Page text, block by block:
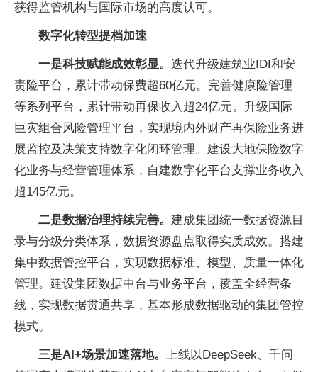
获得监管机构与国际市场的高度认可。
数字化转型提档加速
一是科技赋能成效彰显。 迭代升级建筑业IDI和安
责险平台，累计带动保费超60亿元。完善健康险管理
等系列平台，累计带动再保收入超24亿元。升级国际
巨灾组合风险管理平台，实现境内外财产再保险业务进
展监控及决策支持数字化闭环管理。建设大地保险数字
化业务与经营管理体系，自建数字化平台支撑业务收入
超145亿元。
二是数据治理持续完善。 建成集团统一数据资源目
录与分级分类体系，数据资源盘点取得实质成效。搭建
集中数据管控平台，实现数据标准、模型、质量一体化
管理。建设集团数据中台与业务平台，覆盖全经营条
线，实现数据贯通共享，基本形成数据驱动的集团管控
模式。
三是AI+场景加速落地。 上线以DeepSeek、千问